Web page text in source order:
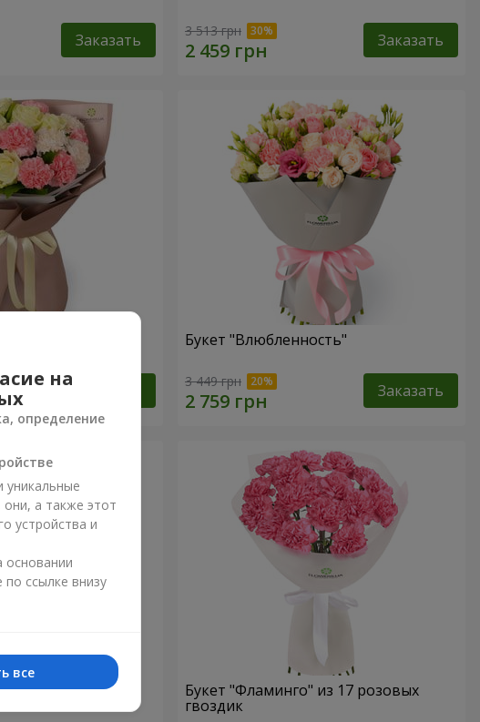
Заказать 3 513 грн Заказать
Букет "Влюбленность"
3 449 грн Заказать
моря" Букет "Фламинго" из 17 розовых
гвоздик
на
определение
а также этот
устройства и
основании
ссылке внизу
все